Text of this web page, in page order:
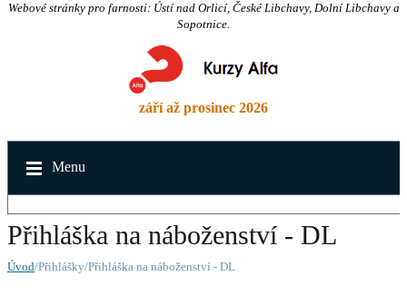
Webové stránky pro farnosti: Ústí nad Orlicí, České Libchavy, Dolní Libchavy a
Sopotnice.
září až prosinec 2026
Menu
Přihláška na náboženství - DL
Úvod/Přihlášky/Přihláška na náboženství - DL